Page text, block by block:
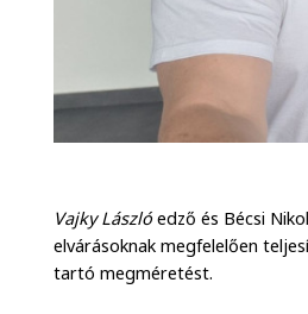
Vajky László edző és Bécsi
elvárásoknak megfelelően
tartó megméretést.